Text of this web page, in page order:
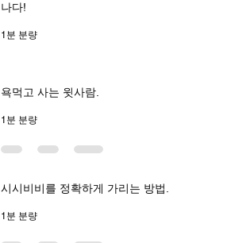
나다!
1분 분량
욕먹고 사는 윗사람.
1분 분량
시시비비를 정확하게 가리는 방법.
1분 분량